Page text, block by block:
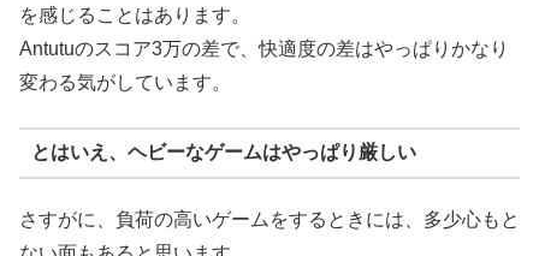
を感じることはあります。
Antutuのスコア3万の差で、快適度の差はやっぱりかなり
変わる気がしています。
とはいえ、ヘビーなゲームはやっぱり厳しい
さすがに、負荷の高いゲームをするときには、多少心もと